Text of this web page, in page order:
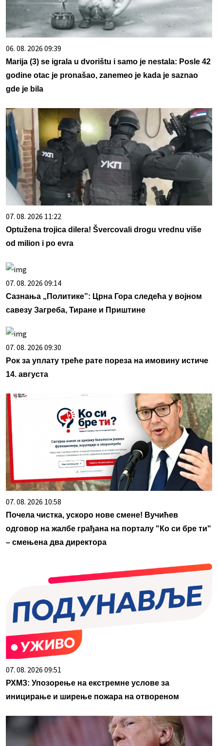
06. 08. 2026 09:39
Marija (3) se igrala u dvorištu i samo je nestala: Posle 42
godine otac je pronašao, zanemeo je kada je saznao
gde je bila
07. 08. 2026 11:22
Optužena trojica dilera! Švercovali drogu vrednu više
od milion i po evra
07. 08. 2026 09:14
Сазнања „Политике”: Црна Гора следећа у војном
савезу Загреба, Тиране и Приштине
07. 08. 2026 09:30
Рок за уплату треће рате пореза на имовину истиче
14. августа
07. 08. 2026 10:58
Почела чистка, ускоро нове смене! Вучићев
одговор на жалбе грађана на порталу "Ко си бре ти"
– смењена два директора
07. 08. 2026 09:51
РХМЗ: Упозорење на екстремне услове за
иницирање и ширење пожара на отвореном